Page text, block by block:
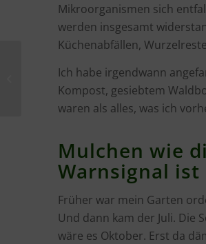
Mikroorganismen sich
werden insgesamt
Küchenabfällen,
Ich habe irgendwann
Kompost, gesiebtem
waren als alles, was ich
Mulchen wie
Warnsignal ist
Früher war mein Garten
Und dann kam der Juli. Die
wäre es Oktober. Erst da
„Waldgarten im
Klimawandel“ –